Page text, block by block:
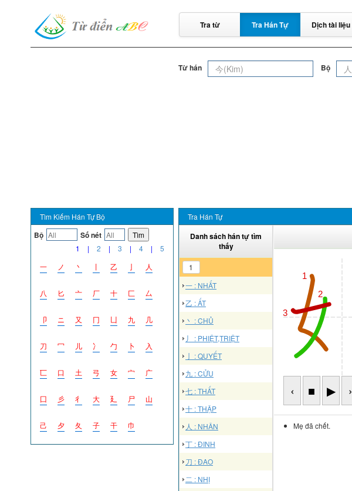
Tra từ Tra Hán Tự Dịch tài liệu
Từ hán Bộ
Tìm Kiếm Hán Tự Bộ
Bộ Số nét
Tìm
1
| 2 | 3 | 4 |
5
一
ノ 丶 丨 乙 亅 人
八 匕 亠 厂 十 匚 厶
卩 ニ 又 冂 凵 九 几
刀 冖 儿 冫 勹 卜 入
匸 口 土 弓 女 宀 广
囗 彡 彳 大 廴 尸 山
己 夕 夂 子 干 巾
Tra Hán Tự
Danh sách hán tự tìm
thấy
1
一 : NHẤT
乙 : ẤT
丶 : CHỦ
丿 : PHIỆT,TRIỆT
亅 : QUYẾT
九 : CỬU
七 : THẤT
十 : THẬP
人 : NHÂN
丁 : ĐINH
刀 : ĐAO
二 : NHỊ
1
2
3
4
‹ ■ ▶ ›
Mẹ đã chết.